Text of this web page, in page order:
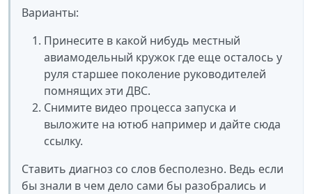
Варианты:
Принесите в какой нибудь местный
авиамодельный кружок где еще осталось у
руля старшее поколение руководителей
помнящих эти ДВС.
Снимите видео процесса запуска и
выложите на ютюб например и дайте сюда
ссылку.
Ставить диагноз со слов бесполезно. Ведь если
бы знали в чем дело сами бы разобрались и